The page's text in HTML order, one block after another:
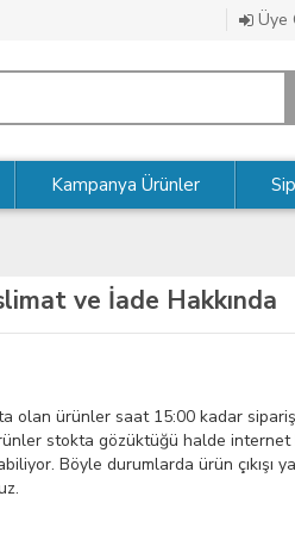
Üye
Kampanya Ürünler
ve İade Hakkında
olan ürünler saat 15:00 kadar
stokta gözüktüğü halde
Böyle durumlarda ürün çıkışı